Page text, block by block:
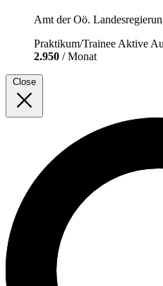
Amt der Oö.
Praktikum/TraineeAktive
2.950 / Monat
Close